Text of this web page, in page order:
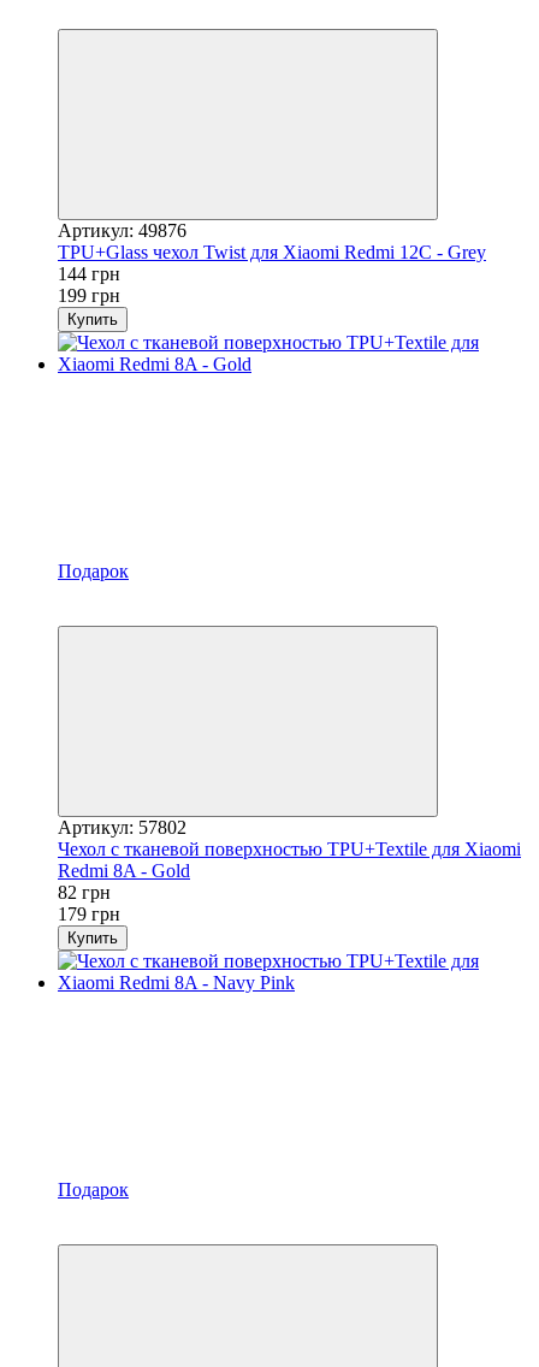
Артикул: 49876
TPU+Glass чехол Twist для Xiaomi Redmi 12C - Grey
144 грн
199 грн
Купить
Подарок
Артикул: 57802
Чехол с тканевой поверхностью TPU+Textile для Xiaomi
Redmi 8A - Gold
82 грн
179 грн
Купить
Подарок